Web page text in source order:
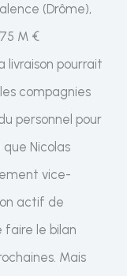
(Drôme),
M €
livraison pourrait
compagnies
personnel pour
Nicolas
vice-
actif de
faire le bilan
Mais